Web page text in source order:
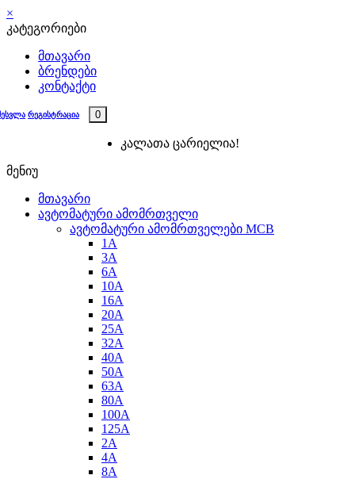
×
კატეგორიები
მთავარი
ბრენდები
კონტაქტი
რეგისტრაცია 0
კალათა ცარიელია!
მენიუ
მთავარი
ავტომატური ამომრთველი
ავტომატური ამომრთველები MCB
1A
3A
6A
10A
16A
20A
25А
32A
40A
50A
63A
80A
100A
125A
2A
4A
8A